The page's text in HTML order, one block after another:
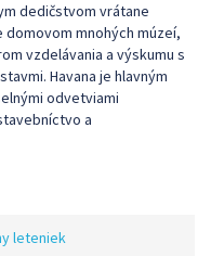
dedičstvom vrátane
domovom mnohých múzeí,
vzdelávania a výskumu s
Havana je hlavným
odvetviami
a
leteniek